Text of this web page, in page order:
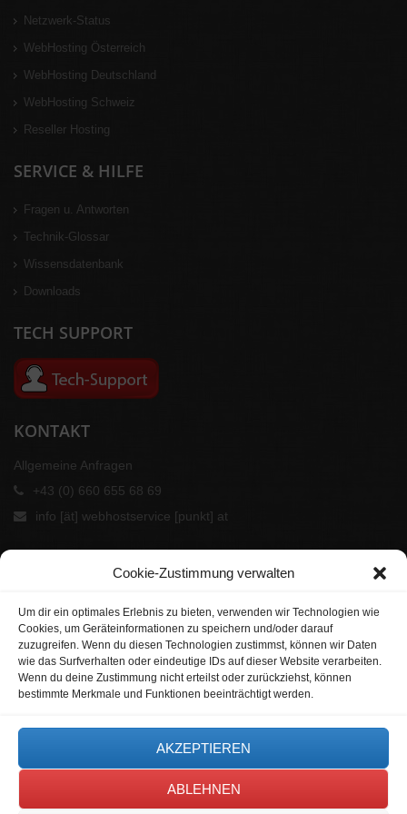
Cookie-Zustimmung verwalten
Um dir ein optimales Erlebnis zu bieten, verwenden wir Technologien wie
Cookies, um Geräteinformationen zu speichern und/oder darauf
zuzugreifen. Wenn du diesen Technologien zustimmst, können wir Daten
wie das Surfverhalten oder eindeutige IDs auf dieser Website verarbeiten.
Wenn du deine Zustimmung nicht erteilst oder zurückziehst, können
bestimmte Merkmale und Funktionen beeinträchtigt werden.
AKZEPTIEREN
ABLEHNEN
Netzwerk-Status
WebHosting Österreich
WebHosting Deutschland
WebHosting Schweiz
Reseller Hosting
SERVICE & HILFE
Fragen u. Antworten
Technik-Glossar
Wissensdatenbank
Downloads
TECH SUPPORT
KONTAKT
Allgemeine Anfragen
+43 (0) 660 655 68 69
info [ät] webhostservice [punkt] at
UNSERE PARTNER